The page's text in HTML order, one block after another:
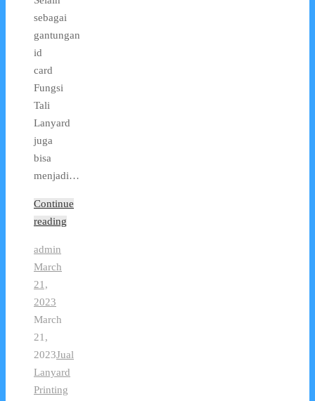
sebagai
gantungan
id
card
Fungsi
Tali
Lanyard
juga
bisa
menjadi…
Continue
reading
admin
March
21,
2023
March
21,
2023Jual
Lanyard
Printing